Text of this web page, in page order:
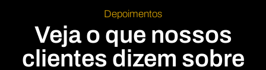
Depoimentos
Veja o que nossos
clientes dizem sobre